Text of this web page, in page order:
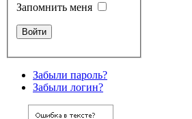
Запомнить меня
Забыли пароль?
Забыли логин?